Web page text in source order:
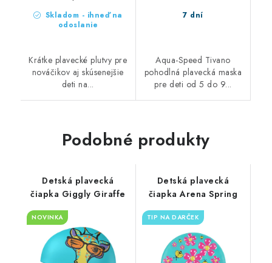
Skladom - ihneď na
odoslanie
Krátke plavecké plutvy pre
nováčikov aj skúsenejšie
deti na...
7 dní
Aqua-Speed Tivano
pohodlná plavecká maska
pre deti od 5 do 9...
Podobné produkty
Detská plavecká
čiapka Giggly Giraffe
NOVINKA
Detská plavecká
čiapka Arena Spring
TIP NA DARČEK